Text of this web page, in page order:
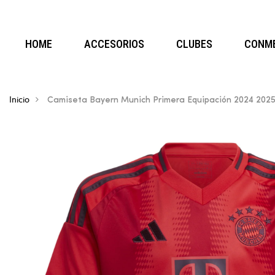
HOME ACCESORIOS CLUBES
Inicio Camiseta Bayern Munich Primera Equipación 2024 2025